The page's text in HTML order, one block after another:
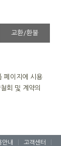
교환/환불
페이지에 시용
회 및 계약의
안내 고객센터